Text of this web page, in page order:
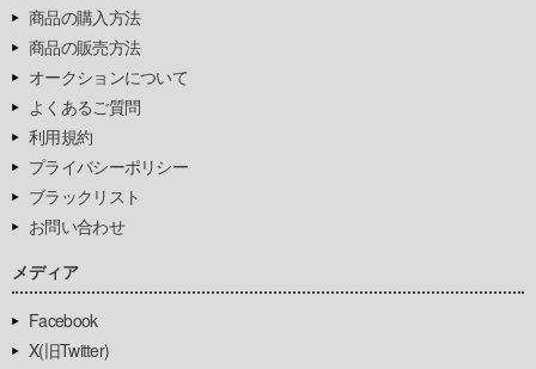
商品の購入方法
商品の販売方法
オークションについて
よくあるご質問
利用規約
プライバシーポリシー
ブラックリスト
お問い合わせ
メディア
Facebook
X(旧Twitter)